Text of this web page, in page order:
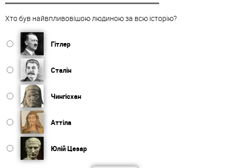
Хто був найвпливовішою людиною за всю історію?
Гітлер
Сталін
Чингісхан
Аттіла
Юлій Цезар